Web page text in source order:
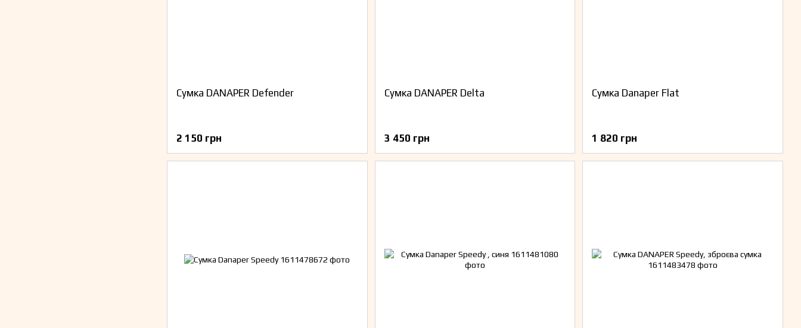
Сумка DANAPER Defender
2 150 грн
Сумка DANAPER Delta
3 450 грн
Сумка Danaper Flat
1 820 грн